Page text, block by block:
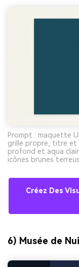
Prompt : maquette
grille propre, titre et
profond et aqua
icônes brunes
Créez Des
6) Musée de